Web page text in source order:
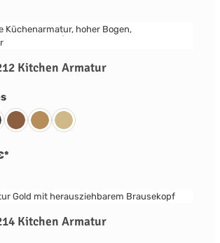
Kitchen Armatur
auswählen
Matt Gebürstet
Matt
Metall Schwarz Gebürstet PVD
708 Kupfer Gebürstet PVD
726 Warm Bronze Gebürstet PVD
727 Messing Gebürstet PVD
Kitchen Armatur